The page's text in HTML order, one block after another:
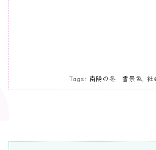
Tags: 南陽の冬 雪景色, 社